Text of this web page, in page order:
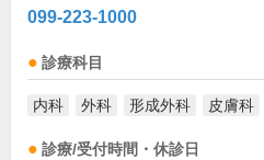
099-223-1000
診療科目
内科 外科 形成外科 皮膚科
診療/受付時間・休診日